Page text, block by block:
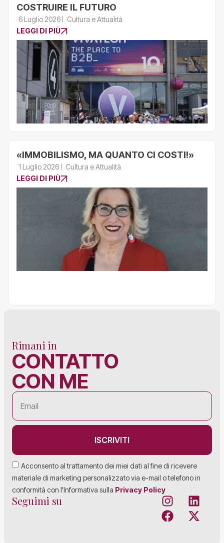
COSTRUIRE IL FUTURO
6 Luglio 2026
Cultura e Attualità
LEGGI DI PIÙ
«IMMOBILISMO, MA QUANTO CI COSTI!»
1 Luglio 2026
Cultura e Attualità
LEGGI DI PIÙ
Rimani in
CONTATTO
CON ME
Acconsento al trattamento dei miei dati al fine di ricevere
materiale di marketing personalizzato via e-mail o telefono in
conformità con l'Informativa sulla Privacy Policy
ISCRIVITI
Seguimi su